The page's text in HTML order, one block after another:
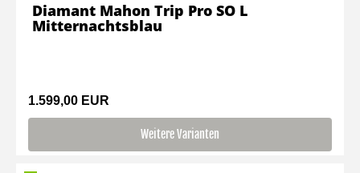
1.599,00 EUR
Weitere Varianten
Diamant Mahon Trip Pro SO L
Mitternachtsblau